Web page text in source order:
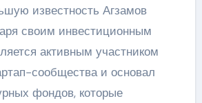
известность Агзамов
своим инвестиционным
активным участником
сообщества и основал
фондов, которые